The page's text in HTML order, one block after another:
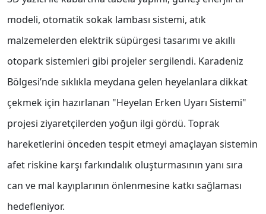
modeli, otomatik sokak lambası sistemi, atık
malzemelerden elektrik süpürgesi tasarımı ve akıllı
otopark sistemleri gibi projeler sergilendi. Karadeniz
Bölgesi’nde sıklıkla meydana gelen heyelanlara dikkat
çekmek için hazırlanan "Heyelan Erken Uyarı Sistemi"
projesi ziyaretçilerden yoğun ilgi gördü. Toprak
hareketlerini önceden tespit etmeyi amaçlayan sistemin
afet riskine karşı farkındalık oluşturmasının yanı sıra
can ve mal kayıplarının önlenmesine katkı sağlaması
hedefleniyor.